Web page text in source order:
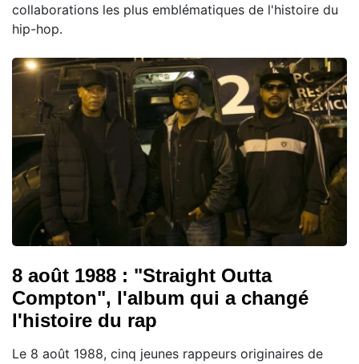
collaborations les plus emblématiques de l'histoire du
hip-hop.
8 août 1988 : "Straight Outta
Compton", l'album qui a changé
l'histoire du rap
Le 8 août 1988, cinq jeunes rappeurs originaires de